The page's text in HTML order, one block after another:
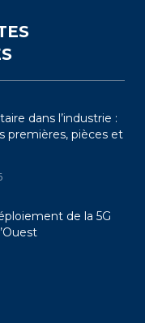
dans l’industrie :
premières, pièces et
de la 5G